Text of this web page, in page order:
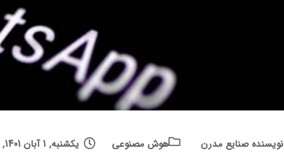
نویسنده صنایع مدرن هوش مصنوعی یکشنبه, 1 آبان 1401, ساعت 13:33